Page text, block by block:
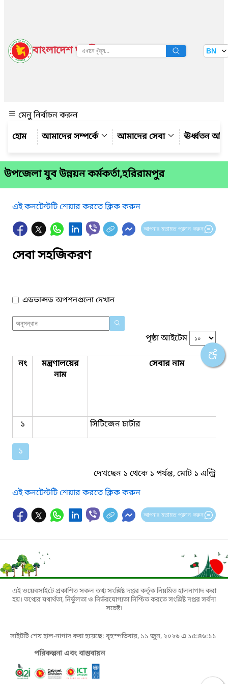
বাংলাদেশ জাতীয় তথ্য বাতায়ন BN
মেনু নির্বাচন করুন
আমাদের সম্পর্কে
আমাদের সেবা ঊর্ধ্বতন
উপজেলা যুব উন্নয়ন কর্মকর্তা,হরিরামপুর
এই কনটেন্টটি শেয়ার করতে ক্লিক করুন
আপনার মতামত প্রদান করুন
সেবা সহজিকরণ
এডভান্সড অপশনগুলো দেখান
পৃষ্ঠা আইটেম
নং
মন্ত্রণালয়ের
নাম
সেবার নাম
১ সিটিজেন চার্টার
১
দেখছেন ১ থেকে ১ পর্যন্ত, মোট ১ এন্ট্রি
এই কনটেন্টটি শেয়ার করতে ক্লিক করুন
আপনার মতামত প্রদান করুন
এই ওয়েবসাইটে প্রকাশিত সকল তথ্য সংশ্লিষ্ট দপ্তর কর্তৃক নিয়মিত হালনাগাদ করা
হয়। তথ্যের যথার্থতা, নির্ভুলতা ও নির্ভরযোগ্যতা নিশ্চিত করতে সংশ্লিষ্ট দপ্তর সর্বদা
সচেষ্ট।
সাইটটি শেষ হাল-নাগাদ করা হয়েছে: বৃহস্পতিবার, ১১ জুন, ২০২৬ এ ১৫:৪৬:১১
পরিকল্পনা এবং বাস্তবায়ন